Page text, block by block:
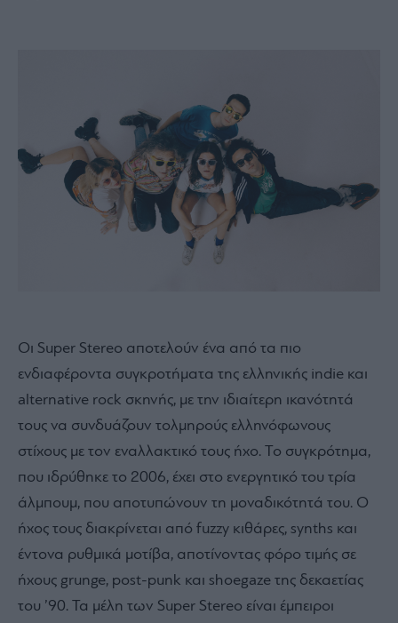
Οι Super Stereo αποτελούν ένα από τα πιο
ενδιαφέροντα συγκροτήματα της ελληνικής indie και
alternative rock σκηνής, με την ιδιαίτερη ικανότητά
τους να συνδυάζουν τολμηρούς ελληνόφωνους
στίχους με τον εναλλακτικό τους ήχο. Το συγκρότημα,
που ιδρύθηκε το 2006, έχει στο ενεργητικό του τρία
άλμπουμ, που αποτυπώνουν τη μοναδικότητά του. Ο
ήχος τους διακρίνεται από fuzzy κιθάρες, synths και
έντονα ρυθμικά μοτίβα, αποτίνοντας φόρο τιμής σε
ήχους grunge, post-punk και shoegaze της δεκαετίας
του ’90. Τα μέλη των Super Stereo είναι έμπειροι